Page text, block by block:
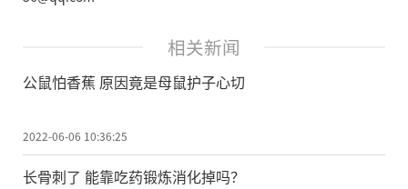
相关新闻
公鼠怕香蕉 原因竟是母鼠护子心切
2022-06-06 10:36:25
长骨刺了 能靠吃药锻炼消化掉吗？